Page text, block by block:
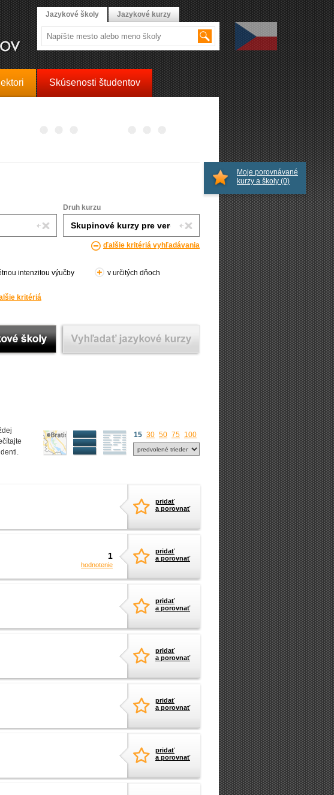
Skúsenosti študentov
Druh kurzu
ďalšie kritériá vyhľadávania
intenzitou výučby v určitých dňoch
kritériá
15 30 50 75 100
pridať
a porovnať
pridať
a porovnať
1
hodnotenie
pridať
a porovnať
pridať
a porovnať
pridať
a porovnať
pridať
a porovnať
Moje porovnávané
kurzy a školy (0)
Jazykové školy Jazykové kurzy